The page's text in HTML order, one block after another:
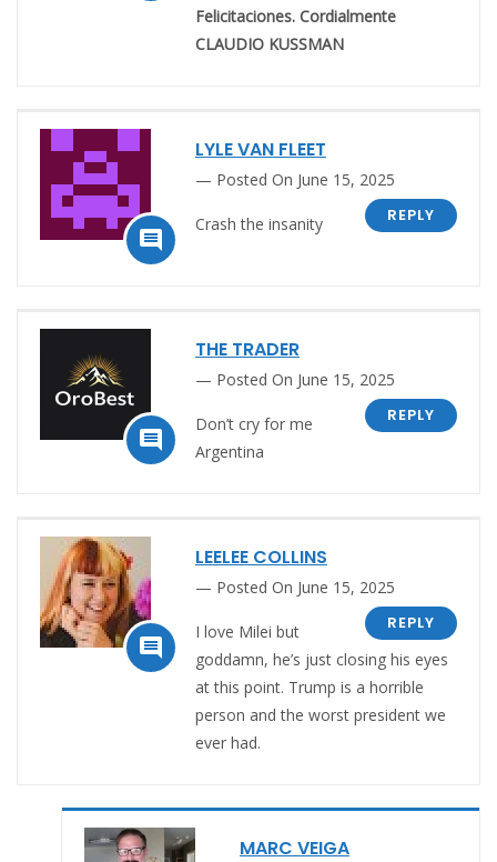
Felicitaciones. Cordialmente
CLAUDIO KUSSMAN

LYLE VAN FLEET
Posted On June 15, 2025
REPLY
Crash the insanity

THE TRADER
Posted On June 15, 2025
REPLY
Don’t cry for me
Argentina

LEELEE COLLINS
Posted On June 15, 2025
REPLY
I love Milei but
goddamn, he’s just closing his eyes
at this point. Trump is a horrible
person and the worst president we
ever had.
MARC VEIGA